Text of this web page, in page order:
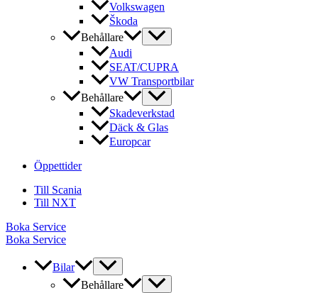
Volkswagen
Škoda
Behållare
Audi
SEAT/CUPRA
VW Transportbilar
Behållare
Skadeverkstad
Däck & Glas
Europcar
Öppettider
Till Scania
Till NXT
Boka Service
Boka Service
Bilar
Behållare